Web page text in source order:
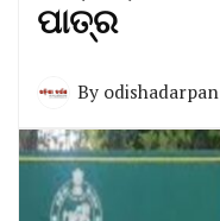
ପାତ୍ର
By odishadarpan